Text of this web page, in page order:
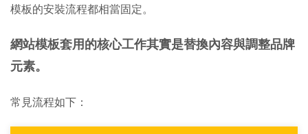
模板的安裝流程都相當固定。
網站模板套用的核心工作其實是替換內容與調整品牌
元素。
常見流程如下：